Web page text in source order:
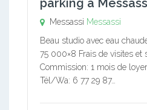
parking à
Messassi Messassi
Beau studio avec eau
75 000×8 Frais de visites et
Commission: 1 mois de
Tél/Wa: 6 77 29 87…